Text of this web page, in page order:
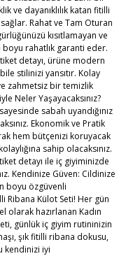
ve dayanıklılık katan fitilli
Rahat ve Tam Oturan
kısıtlamayan ve
rahatlık garanti eder.
detayı, ürüne modern
stilinizi yansıtır. Kolay
zahmetsiz bir temizlik
Neler Yaşayacaksınız?
sabah uyandığınız
Ekonomik ve Pratik
hem bütçenizi koruyacak
sahip olacaksınız.
detayı ile iç giyiminizde
Kendinize Güven: Cildinize
boyu özgüvenli
Ribana Külot Seti! Her gün
olarak hazırlanan Kadın
günlük iç giyim rutininizin
şık fitilli ribana dokusu,
kendinizi iyi